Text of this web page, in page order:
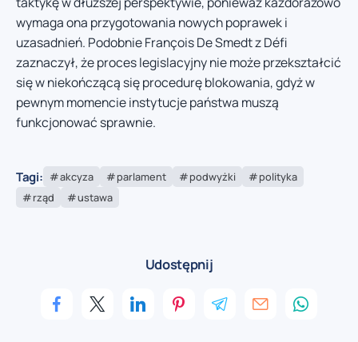
wymaga ona przygotowania nowych poprawek i
uzasadnień. Podobnie François De Smedt z Défi
zaznaczył, że proces legislacyjny nie może przekształcić
się w niekończącą się procedurę blokowania, gdyż w
pewnym momencie instytucje państwa muszą
funkcjonować sprawnie.
Tagi: akcyza parlament podwyżki
polityka
rząd
ustawa
Udostępnij